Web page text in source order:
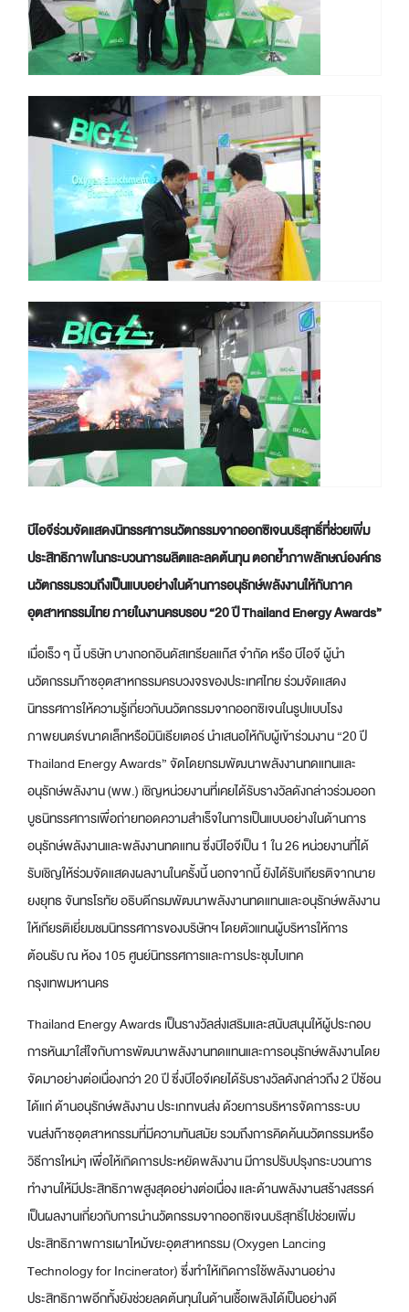
บีไอจีร่วมจัดแสดงนิทรรศการนวัตกรรมจากออกซิเจนบริสุทธิ์ที่ช่วยเพิ่ม
ประสิทธิภาพในกระบวนการผลิตและลดต้นทุน ตอกย้ำภาพลักษณ์องค์กร
นวัตกรรมรวมถึงเป็นแบบอย่างในด้านการอนุรักษ์พลังงานให้กับภาค
อุตสาหกรรมไทย ภายในงานครบรอบ“20 ปี Thailand Energy Awards”
เมื่อเร็ว ๆ นี้ บริษัท บางกอกอินดัสเทรียลแก๊ส จำกัด หรือ บีไอจี ผู้นำ
นวัตกรรมก๊าซอุตสาหกรรมครบวงจรของประเทศไทย ร่วมจัดแสดง
นิทรรศการให้ความรู้เกี่ยวกับนวัตกรรมจากออกซิเจนในรูปแบบโรง
ภาพยนตร์ขนาดเล็กหรือมินิเธียเตอร์ นำเสนอให้กับผู้เข้าร่วมงาน “20 ปี
Thailand Energy Awards” จัดโดยกรมพัฒนาพลังงานทดแทนและ
อนุรักษ์พลังงาน (พพ.) เชิญหน่วยงานที่เคยได้รับรางวัลดังกล่าวร่วมออก
บูธนิทรรศการเพื่อถ่ายทอดความสำเร็จในการเป็นแบบอย่างในด้านการ
อนุรักษ์พลังงานและพลังงานทดแทน ซึ่งบีไอจีเป็น 1 ใน 26 หน่วยงานที่ได้
รับเชิญให้ร่วมจัดแสดงผลงานในครั้งนี้ นอกจากนี้ ยังได้รับเกียรติจากนาย
ยงยุทธ จันทรโรทัย อธิบดีกรมพัฒนาพลังงานทดแทนและอนุรักษ์พลังงาน
ให้เกียรติเยี่ยมชมนิทรรศการของบริษัทฯ โดยตัวแทนผู้บริหารให้การ
ต้อนรับ ณ ห้อง 105 ศูนย์นิทรรศการและการประชุมไบเทค
กรุงเทพมหานคร
Thailand Energy Awards เป็นรางวัลส่งเสริมและสนับสนุนให้ผู้ประกอบ
การหันมาใส่ใจกับการพัฒนาพลังงานทดแทนและการอนุรักษ์พลังงานโดย
จัดมาอย่างต่อเนื่องกว่า 20 ปี ซึ่งบีไอจีเคยได้รับรางวัลดังกล่าวถึง 2 ปีซ้อน
ได้แก่ ด้านอนุรักษ์พลังงาน ประเภทขนส่ง ด้วยการบริหารจัดการระบบ
ขนส่งก๊าซอุตสาหกรรมที่มีความทันสมัย รวมถึงการคิดค้นนวัตกรรมหรือ
วิธีการใหม่ๆ เพื่อให้เกิดการประหยัดพลังงาน มีการปรับปรุงกระบวนการ
ทำงานให้มีประสิทธิภาพสูงสุดอย่างต่อเนื่อง และด้านพลังงานสร้างสรรค์
เป็นผลงานเกี่ยวกับการนำนวัตกรรมจากออกซิเจนบริสุทธิ์ไปช่วยเพิ่ม
ประสิทธิภาพการเผาไหม้ขยะอุตสาหกรรม (Oxygen Lancing
Technology for Incinerator) ซึ่งทำให้เกิดการใช้พลังงานอย่าง
ประสิทธิภาพอีกทั้งยังช่วยลดต้นทุนในด้านเชื้อเพลิงได้เป็นอย่างดี